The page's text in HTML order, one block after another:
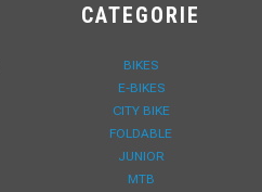
CATEGORIE
BIKES
E-BIKES
CITY BIKE
FOLDABLE
JUNIOR
MTB